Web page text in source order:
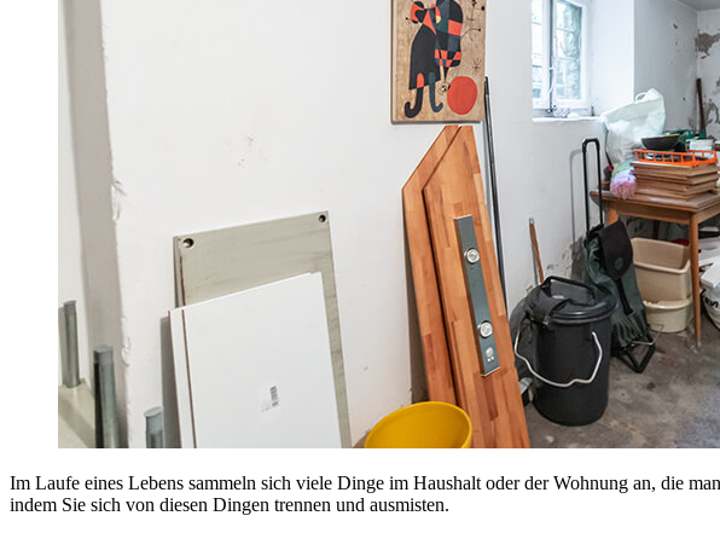
Im Laufe eines Lebens sammeln sich viele Dinge im Haushalt oder der Wohnung an, die
indem Sie sich von diesen Dingen trennen und ausmisten.